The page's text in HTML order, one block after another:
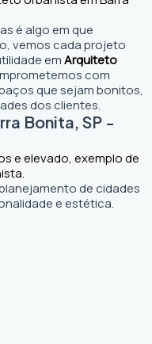
é algo em que
vemos cada projeto
emArquiteto
com
que sejam bonitos,
dos clientes.
Bonita, SP -
de cidades
e estética.